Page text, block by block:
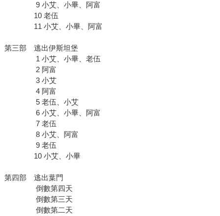
9 小艾、小畢、阿富
10 老伍
11 小艾、小畢、阿富
第三部 逃出伊斯坦堡
1 小艾、小畢、老伍
2 阿富
3 小艾
4 阿富
5 老伍、小艾
6 小艾、小畢、阿富
7 老伍
8 小艾、阿富
9 老伍
10 小艾、小畢
第四部 逃出葉門
倒數第四天
倒數第三天
倒數第二天